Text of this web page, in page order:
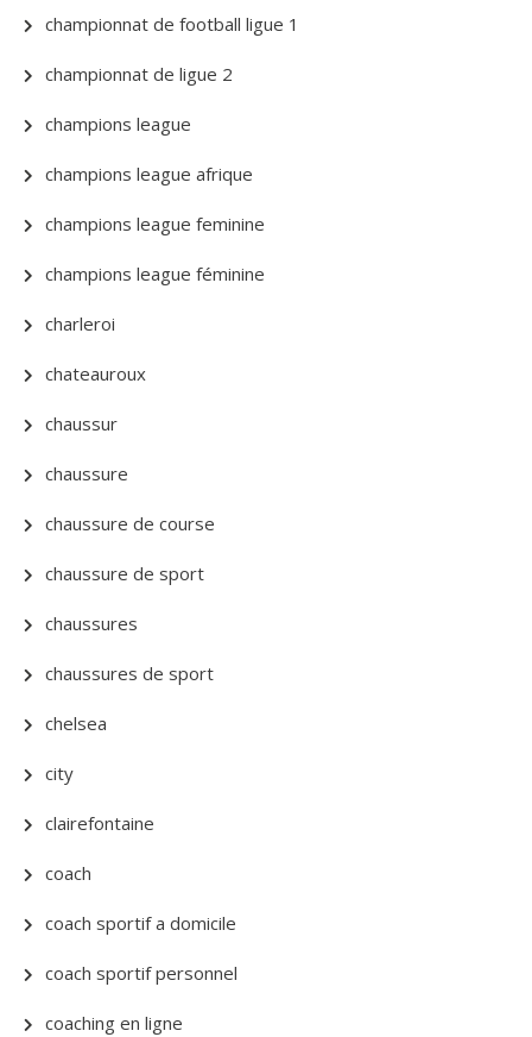
championnat de football ligue 1
championnat de ligue 2
champions league
champions league afrique
champions league feminine
champions league féminine
charleroi
chateauroux
chaussur
chaussure
chaussure de course
chaussure de sport
chaussures
chaussures de sport
chelsea
city
clairefontaine
coach
coach sportif a domicile
coach sportif personnel
coaching en ligne